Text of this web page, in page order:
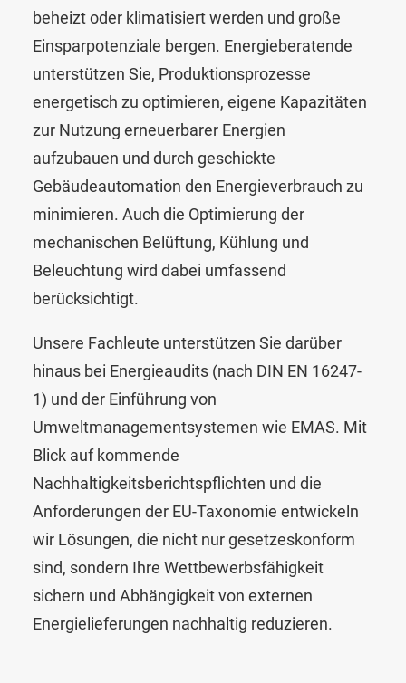
beheizt oder klimatisiert werden und große
Einsparpotenziale bergen. Energieberatende
unterstützen Sie, Produktionsprozesse
energetisch zu optimieren, eigene Kapazitäten
zur Nutzung erneuerbarer Energien
aufzubauen und durch geschickte
Gebäudeautomation den Energieverbrauch zu
minimieren. Auch die Optimierung der
mechanischen Belüftung, Kühlung und
Beleuchtung wird dabei umfassend
berücksichtigt.
Unsere Fachleute unterstützen Sie darüber
hinaus bei Energieaudits (nach DIN EN 16247-
1) und der Einführung von
Umweltmanagementsystemen wie EMAS. Mit
Blick auf kommende
Nachhaltigkeitsberichtspflichten und die
Anforderungen der EU-Taxonomie entwickeln
wir Lösungen, die nicht nur gesetzeskonform
sind, sondern Ihre Wettbewerbsfähigkeit
sichern und Abhängigkeit von externen
Energielieferungen nachhaltig reduzieren.